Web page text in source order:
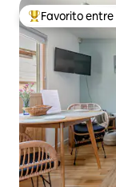
Favorito entre
Favorito